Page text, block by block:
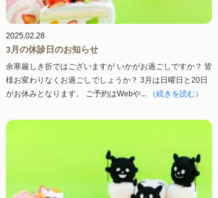
2025.02.28
3月の休診日のお知らせ
余寒厳しき折ではございますが いかがお過ごしですか？ 皆
様お変わりなくお過ごしでしょうか？ 3月は日曜日と20日
がお休みとなります。 ご予約はWebや...
（続きを読む）